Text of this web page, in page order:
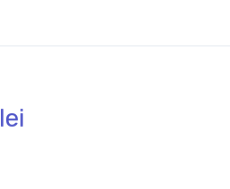
lei